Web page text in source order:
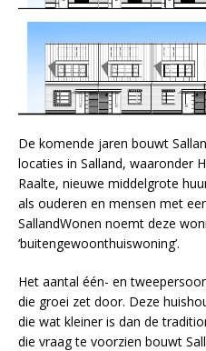
De komende jaren bouwt
locaties in Salland, waaronder
Raalte, nieuwe middelgrote
als ouderen en mensen met
SallandWonen noemt deze
‘buitengewoonthuiswoning’.
Het aantal één- en
die groei zet door. Deze
die wat kleiner is dan de
die vraag te voorzien bouwt